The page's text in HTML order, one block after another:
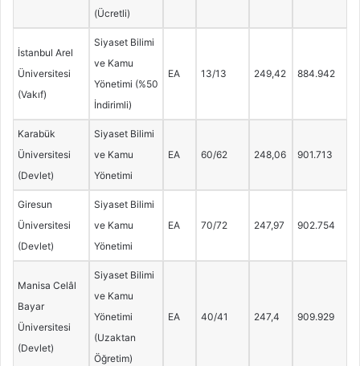
(Ücretli)
İstanbul Arel
Üniversitesi
(Vakıf)
Siyaset Bilimi
ve Kamu
Yönetimi (%50
İndirimli)
EA 13/13 249,42 884.942
Karabük
Üniversitesi
(Devlet)
Siyaset Bilimi
ve Kamu
Yönetimi
EA 60/62 248,06 901.713
Giresun
Üniversitesi
(Devlet)
Siyaset Bilimi
ve Kamu
Yönetimi
EA 70/72 247,97 902.754
Manisa Celâl
Bayar
Üniversitesi
(Devlet)
Siyaset Bilimi
ve Kamu
Yönetimi
(Uzaktan
Öğretim)
EA 40/41 247,4 909.929